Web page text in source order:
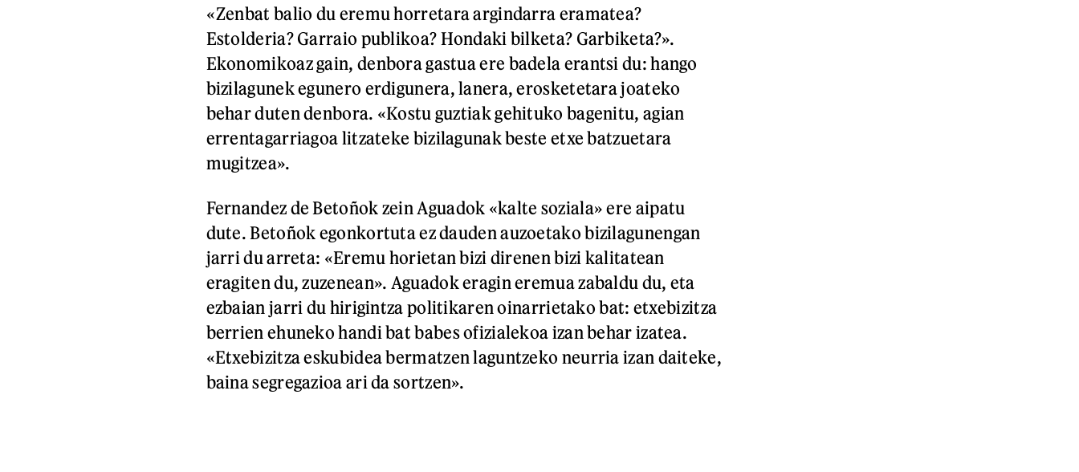
«Zenbat balio du eremu horretara argindarra eramatea?
Estolderia? Garraio publikoa? Hondaki bilketa? Garbiketa?».
Ekonomikoaz gain, denbora gastua ere badela erantsi du: hango
bizilagunek egunero erdigunera, lanera, erosketetara joateko
behar duten denbora. «Kostu guztiak gehituko bagenitu, agian
errentagarriagoa litzateke bizilagunak beste etxe batzuetara
mugitzea».
Fernandez de Betoñok zein Aguadok «kalte soziala» ere aipatu
dute. Betoñok egonkortuta ez dauden auzoetako bizilagunengan
jarri du arreta: «Eremu horietan bizi direnen bizi kalitatean
eragiten du, zuzenean». Aguadok eragin eremua zabaldu du, eta
ezbaian jarri du hirigintza politikaren oinarrietako bat: etxebizitza
berrien ehuneko handi bat babes ofizialekoa izan behar izatea.
«Etxebizitza eskubidea bermatzen laguntzeko neurria izan daiteke,
baina segregazioa ari da sortzen».